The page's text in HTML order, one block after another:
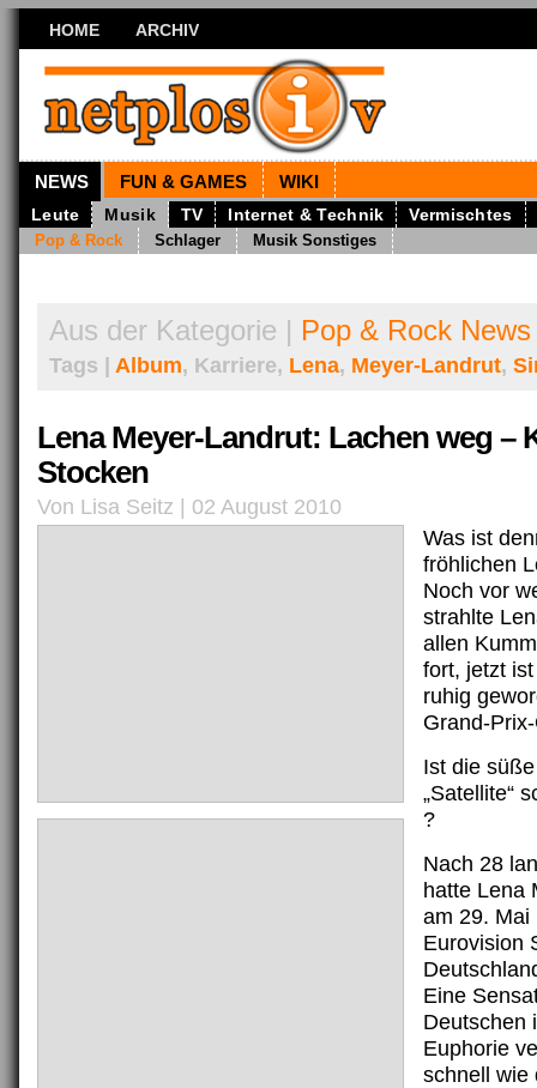
HOME ARCHIV
NEWS FUN & GAMES WIKI
Leute Musik TV Internet & Technik Vermischtes
Pop & Rock Schlager Musik Sonstiges
Aus der Kategorie | Pop & Rock News
Tags | Album, Karriere, Lena, Meyer-Landrut,
Lena Meyer-Landrut: Lachen weg –
Stocken
Von Lisa Seitz | 02 August 2010
Was ist
fröhlichen
Noch vor
strahlte
allen
fort, jetzt
ruhig
Grand-
Ist die
„Satellite“
?
Nach 28
hatte Lena
am 29. Mai
Eurovision
Eine
Deutschen
Euphorie
schnell wie